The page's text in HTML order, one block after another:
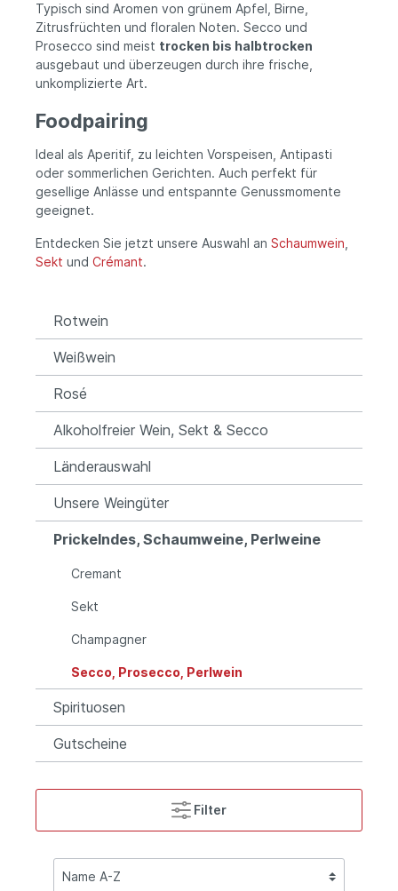
Typisch sind Aromen von grünem Apfel, Birne,
Zitrusfrüchten und floralen Noten. Secco und
Prosecco sind meist trocken bis halbtrocken
ausgebaut und überzeugen durch ihre frische,
unkomplizierte Art.
Foodpairing
Ideal als Aperitif, zu leichten Vorspeisen, Antipasti
oder sommerlichen Gerichten. Auch perfekt für
gesellige Anlässe und entspannte Genussmomente
geeignet.
Entdecken Sie jetzt unsere Auswahl an Schaumwein
Sekt und Crémant.
Rotwein
Weißwein
Rosé
Alkoholfreier Wein, Sekt & Secco
Länderauswahl
Unsere Weingüter
Prickelndes, Schaumweine, Perlweine
Cremant
Sekt
Champagner
Secco, Prosecco, Perlwein
Spirituosen
Gutscheine
Filter